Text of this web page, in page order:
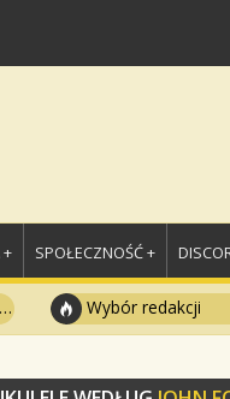
+ SPOŁECZNOŚĆ +
Wybór redakcji